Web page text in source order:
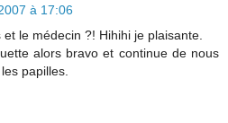
à 17:06
le médecin ?! Hihihi je plaisante.
alors bravo et continue de nous
papilles.